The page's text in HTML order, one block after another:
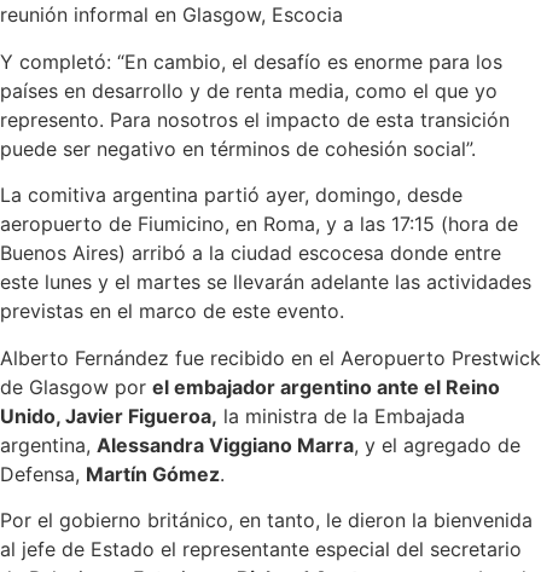
reunión informal en Glasgow, Escocia
Y completó: “En cambio, el desafío es enorme para los
países en desarrollo y de renta media, como el que yo
represento. Para nosotros el impacto de esta transición
puede ser negativo en términos de cohesión social”.
La comitiva argentina partió ayer, domingo, desde
aeropuerto de Fiumicino, en Roma, y a las 17:15 (hora de
Buenos Aires) arribó a la ciudad escocesa donde entre
este lunes y el martes se llevarán adelante las actividades
previstas en el marco de este evento.
Alberto Fernández fue recibido en el Aeropuerto Prestwick
de Glasgow por el embajador argentino ante el Reino
Unido, Javier Figueroa, la ministra de la Embajada
argentina, Alessandra Viggiano Marra, y el agregado de
Defensa, Martín Gómez.
Por el gobierno británico, en tanto, le dieron la bienvenida
al jefe de Estado el representante especial del secretario